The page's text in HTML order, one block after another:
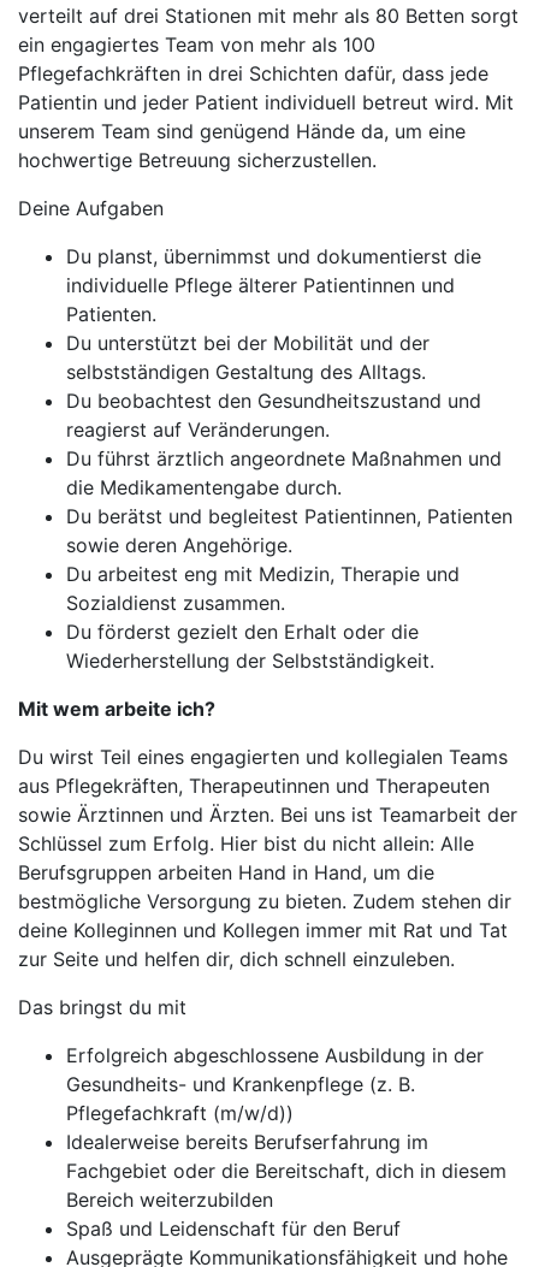
verteilt auf drei Stationen mit mehr als 80 Betten sorgt
ein engagiertes Team von mehr als 100
Pflegefachkräften in drei Schichten dafür, dass jede
Patientin und jeder Patient individuell betreut wird. Mit
unserem Team sind genügend Hände da, um eine
hochwertige Betreuung sicherzustellen.
Deine Aufgaben
Du planst, übernimmst und dokumentierst die
individuelle Pflege älterer Patientinnen und
Patienten.
Du unterstützt bei der Mobilität und der
selbstständigen Gestaltung des Alltags.
Du beobachtest den Gesundheitszustand und
reagierst auf Veränderungen.
Du führst ärztlich angeordnete Maßnahmen und
die Medikamentengabe durch.
Du berätst und begleitest Patientinnen, Patienten
sowie deren Angehörige.
Du arbeitest eng mit Medizin, Therapie und
Sozialdienst zusammen.
Du förderst gezielt den Erhalt oder die
Wiederherstellung der Selbstständigkeit.
Mit wem arbeite ich?
Du wirst Teil eines engagierten und kollegialen Teams
aus Pflegekräften, Therapeutinnen und Therapeuten
sowie Ärztinnen und Ärzten. Bei uns ist Teamarbeit der
Schlüssel zum Erfolg. Hier bist du nicht allein: Alle
Berufsgruppen arbeiten Hand in Hand, um die
bestmögliche Versorgung zu bieten. Zudem stehen dir
deine Kolleginnen und Kollegen immer mit Rat und Tat
zur Seite und helfen dir, dich schnell einzuleben.
Das bringst du mit
Erfolgreich abgeschlossene Ausbildung in der
Gesundheits- und Krankenpflege (z. B.
Pflegefachkraft (m/w/d))
Idealerweise bereits Berufserfahrung im
Fachgebiet oder die Bereitschaft, dich in diesem
Bereich weiterzubilden
Spaß und Leidenschaft für den Beruf
Ausgeprägte Kommunikationsfähigkeit und hohe